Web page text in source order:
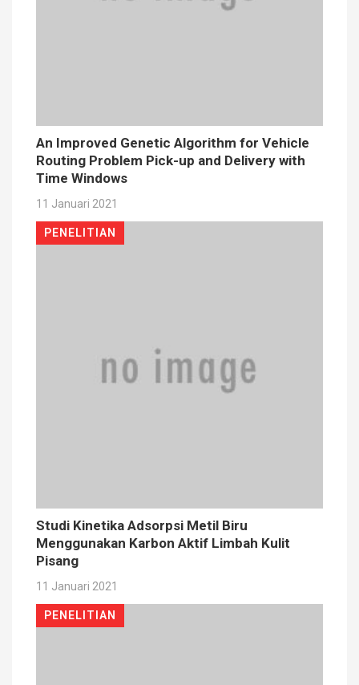
An Improved Genetic Algorithm for Vehicle
Routing Problem Pick-up and Delivery with
Time Windows
11 Januari 2021
PENELITIAN
Studi Kinetika Adsorpsi Metil Biru
Menggunakan Karbon Aktif Limbah Kulit
Pisang
11 Januari 2021
PENELITIAN